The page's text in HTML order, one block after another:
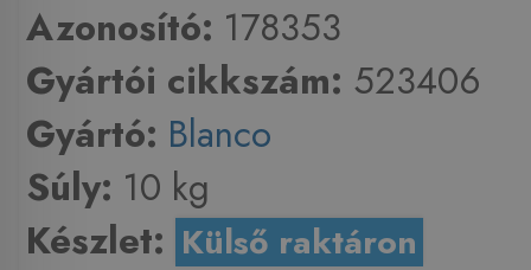
Azonosító: 178353
Gyártói cikkszám: 523406
Gyártó: Blanco
Súly: 10 kg
Készlet: Külső raktáron